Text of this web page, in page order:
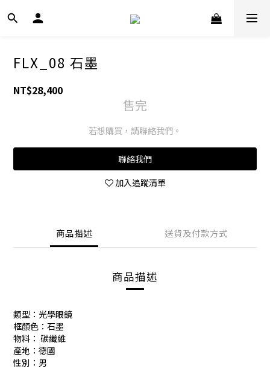
FLX_08 石墨
NT$28,400
售完
若想購買，請聯絡我們。
聯絡我們
加入追蹤清單
商品描述 送貨及付款方式
商品描述
類型：光學眼鏡
框顏色：石墨
物料： 碳纖維
產地：德國
性別：男